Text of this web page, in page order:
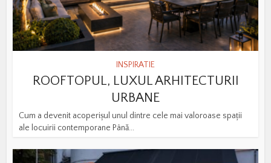
INSPIRATIE
ROOFTOPUL, LUXUL ARHITECTURII
URBANE
Cum a devenit acoperișul unul dintre cele mai valoroase spații
ale locuirii contemporane Până...